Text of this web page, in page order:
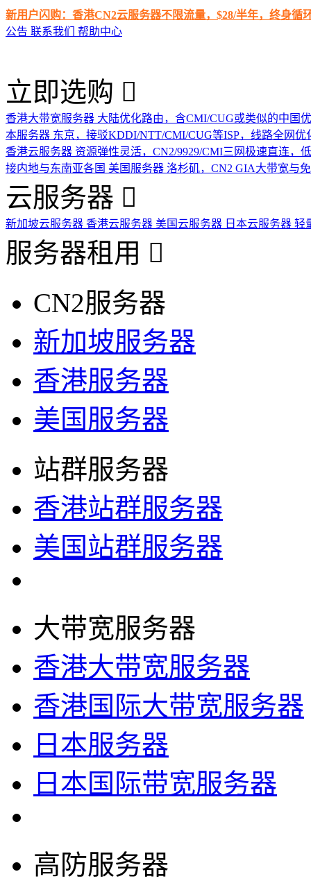
新用户闪购：香港CN2云服务器不限流量，$28/半年，终身循
公告 联系我们 帮助中心
立即选购
香港大带宽服务器 大陆优化路由，含CMI/CUG或类似的中国
本服务器 东京，接驳KDDI/NTT/CMI/CUG等ISP，线路全网优
香港云服务器 资源弹性灵活，CN2/9929/CMI三网极速直连，
接内地与东南亚各国 美国服务器 洛杉矶，CN2 GIA大带宽与
云服务器
新加坡云服务器 香港云服务器 美国云服务器 日本云服务器 轻
服务器租用
CN2服务器
新加坡服务器
香港服务器
美国服务器
站群服务器
香港站群服务器
美国站群服务器
大带宽服务器
香港大带宽服务器
香港国际大带宽服务器
日本服务器
日本国际带宽服务器
高防服务器